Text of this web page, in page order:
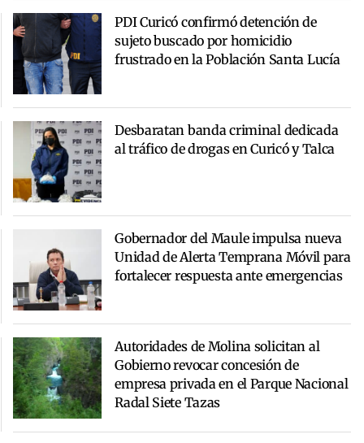
PDI Curicó confirmó detención de
sujeto buscado por homicidio
frustrado en la Población Santa Lucía
Desbaratan banda criminal dedicada
al tráfico de drogas en Curicó y Talca
Gobernador del Maule impulsa nueva
Unidad de Alerta Temprana Móvil para
fortalecer respuesta ante emergencias
Autoridades de Molina solicitan al
Gobierno revocar concesión de
empresa privada en el Parque Nacional
Radal Siete Tazas